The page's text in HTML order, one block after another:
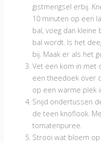
gistmengsel erbij.
10 minuten op een
bal, voeg dan
bal wordt. Is het
bij. Maak er als het
Vet een kom in met
een theedoek over
op een warme plek
Snijd ondertussen
de teen knoflook.
tomatenpuree.
Strooi wat bloem